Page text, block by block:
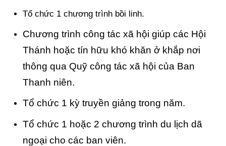
Tổ chức 1 chương trình bồi linh.
Chương trình công tác xã hội giúp các Hội
Thánh hoặc tín hữu khó khăn ở khắp nơi
thông qua Quỹ công tác xã hội của Ban
Thanh niên.
Tổ chức 1 kỳ truyền giảng trong năm.
Tổ chức 1 hoặc 2 chương trình du lịch dã
ngoại cho các ban viên.